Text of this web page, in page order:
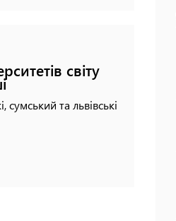
світу
сумський та львівські